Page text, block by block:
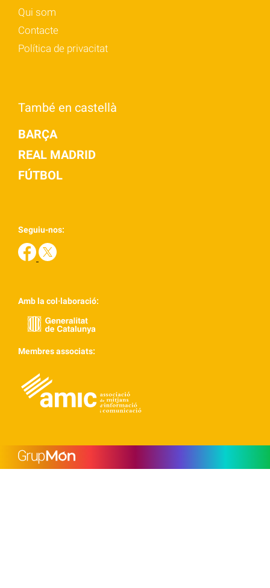
Qui som
Contacte
Política de privacitat
També en castellà
BARÇA
REAL MADRID
FÚTBOL
Seguiu-nos:
Amb la col·laboració:
Membres associats: